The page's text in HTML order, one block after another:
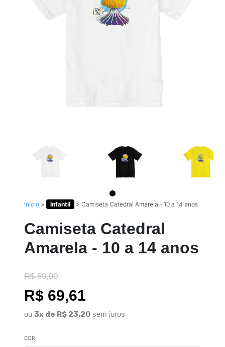
Início > Infantil > Camiseta Catedral Amarela - 10 a 14 anos
Camiseta Catedral
Amarela - 10 a 14 anos
R$ 89,00
R$ 69,61
ou 3x de R$ 23,20 sem juros
COR